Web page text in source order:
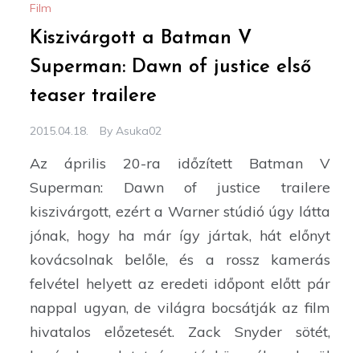
Film
Kiszivárgott a Batman V
Superman: Dawn of justice első
teaser trailere
2015.04.18. ByAsuka02
Az április 20-ra időzített Batman V
Superman: Dawn of justice trailere
kiszivárgott, ezért a Warner stúdió úgy látta
jónak, hogy ha már így jártak, hát előnyt
kovácsolnak belőle, és a rossz kamerás
felvétel helyett az eredeti időpont előtt pár
nappal ugyan, de világra bocsátják az film
hivatalos előzetesét. Zack Snyder sötét,